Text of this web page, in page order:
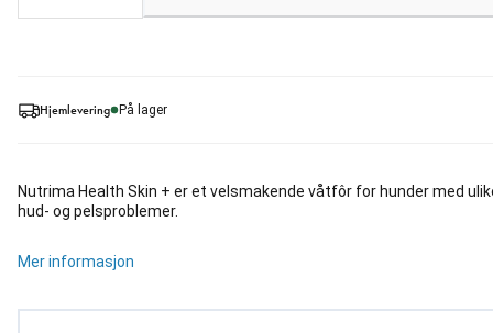
Hjemlevering På lager
Nutrima Health Skin + er et velsmakende våtfôr for hunder med
hud- og pelsproblemer.
Mer informasjon